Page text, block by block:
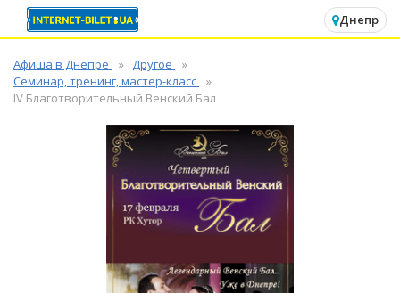
Днепр
Афиша в Днепре
Другое
Семинар, тренинг, мастер-класс
IV Благотворительный Венский Бал